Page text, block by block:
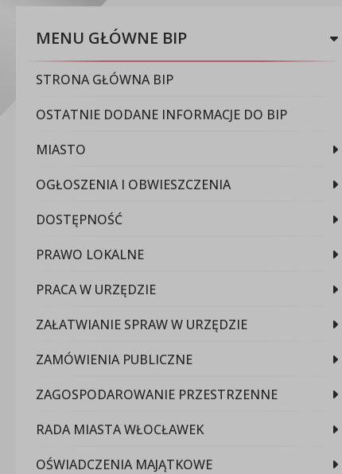
MENU GŁÓWNE BIP
STRONA GŁÓWNA BIP
OSTATNIE DODANE INFORMACJE DO BIP
MIASTO
OGŁOSZENIA I OBWIESZCZENIA
DOSTĘPNOŚĆ
PRAWO LOKALNE
PRACA W URZĘDZIE
ZAŁATWIANIE SPRAW W URZĘDZIE
ZAMÓWIENIA PUBLICZNE
ZAGOSPODAROWANIE PRZESTRZENNE
RADA MIASTA WŁOCŁAWEK
OŚWIADCZENIA MAJĄTKOWE